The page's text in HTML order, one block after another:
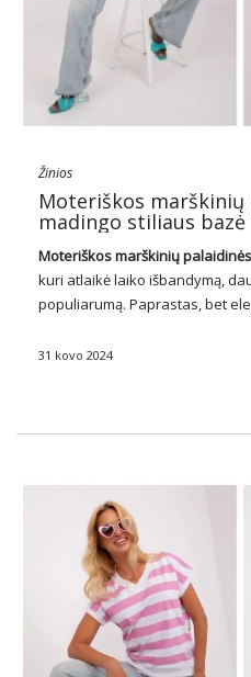
Žinios
Moteriškos
madingo stiliaus bazė
Moteriškos marškiniųpalaidinės
kuri atlaikė laiko išbandymą,
populiarumą. Paprastas, bet
moters drabužių spintos
31 kovo 2024